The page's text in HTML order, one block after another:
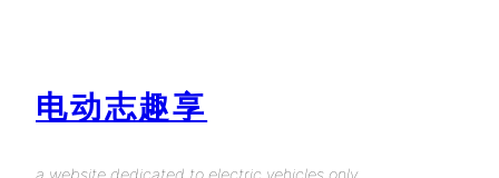
电动志趣享
a website dedicated to electric vehicles only.